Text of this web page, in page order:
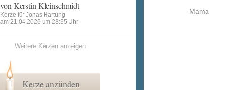
Mama
von Kerstin Kleinschmidt
Kerze für Jonas Hartung
am 21.04.2026 um 23:35 Uhr
Weitere Kerzen anzeigen
Kerze anzünden